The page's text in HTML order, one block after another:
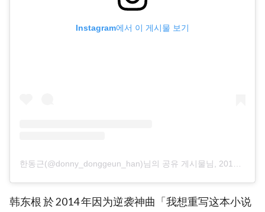
Instagram에서 이 게시물 보기
한동근(@donny_donggeun_han)님의 공유 게시물님, 2019 12월 26 2:34오전 PST
韩东根 於 2014 年因为逆袭神曲「我想重写这本小说